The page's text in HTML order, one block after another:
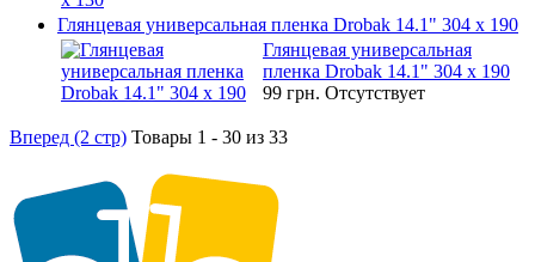
Глянцевая универсальная пленка Drobak 14.1" 304 х 190
Глянцевая универсальная
пленка Drobak 14.1" 304 х 190
99 грн. Отсутствует
Вперед (2 стр) Товары 1 - 30 из 33